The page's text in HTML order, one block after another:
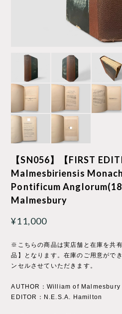
【SN056】【FIRST
Malmesbiriensis
Pontificum
Malmesbury
¥11,000
※こちらの商品は実店舗と在庫を共
品】となります。在庫のご用意がで
ンセルさせていただきます。
AUTHOR：William of Malmesbury
EDITOR：N.E.S.A. Hamilton